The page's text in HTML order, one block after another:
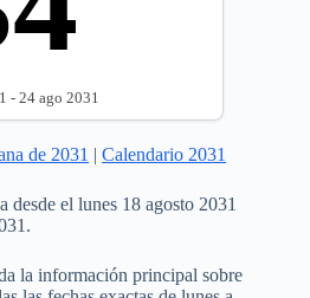
- 24 ago 2031
de 2031 |Calendario 2031
desde el lunes 18 agosto 2031
la información principal sobre